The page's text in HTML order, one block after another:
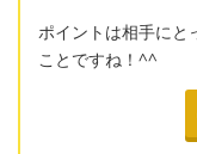
ポイントは相手にと
ことですね！^^